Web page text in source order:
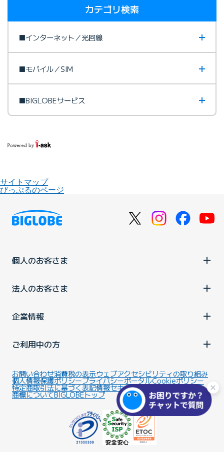
カテゴリ検索
■インターネット／光回線
■モバイル／SIM
■BIGLOBEサービス
サイトマップ
びっぷるのページ
個人のお客さま
法人のお客さま
企業情報
ご利用中の方
お問い合わせ消費税の表示ウェブアクセシビリティの取り組み
個人情報保護ポリシープライバシーポータルCookieポリシー
特定商取引法に基づく表記情報セキュリティ基本方針
商標についてBIGLOBEトップ